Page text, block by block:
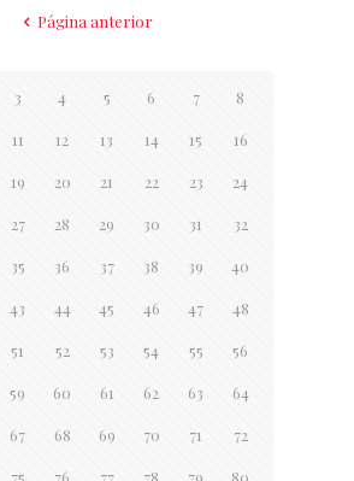
Página anterior
3 4 5 6 7 8
11 12 13 14 15 16
19 20 21 22 23 24
27 28 29 30 31 32
35 36 37 38 39 40
43 44 45 46 47 48
51 52 53 54 55 56
59 60 61 62 63 64
67 68 69 70 71 72
75 76 77 78 79 80